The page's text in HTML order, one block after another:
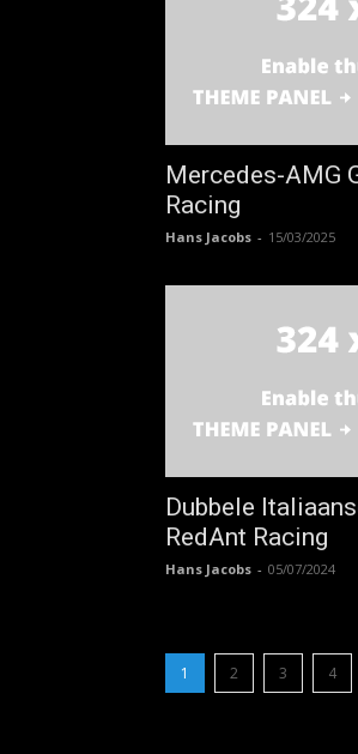
Mercedes-AMG
Racing
Hans Jacobs - 15/03/2025
Dubbele
RedAnt Racing
Hans Jacobs - 05/07/2024
1 2 3 4